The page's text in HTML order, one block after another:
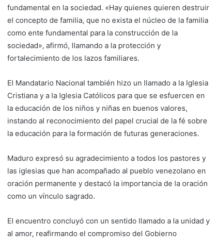
fundamental en la sociedad. «Hay quienes quieren destruir
el concepto de familia, que no exista el núcleo de la familia
como ente fundamental para la construcción de la
sociedad», afirmó, llamando a la protección y
fortalecimiento de los lazos familiares.
El Mandatario Nacional también hizo un llamado a la Iglesia
Cristiana y a la Iglesia Católicos para que se esfuercen en
la educación de los niños y niñas en buenos valores,
instando al reconocimiento del papel crucial de la fé sobre
la educación para la formación de futuras generaciones.
Maduro expresó su agradecimiento a todos los pastores y
las iglesias que han acompañado al pueblo venezolano en
oración permanente y destacó la importancia de la oración
como un vínculo sagrado.
El encuentro concluyó con un sentido llamado a la unidad y
al amor, reafirmando el compromiso del Gobierno